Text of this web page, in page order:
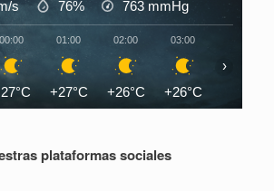
s 76% 763 mmHg
00:00 01:00
+27°C
02:00
+26°C
03:00
+26°C
›
plataformas sociales